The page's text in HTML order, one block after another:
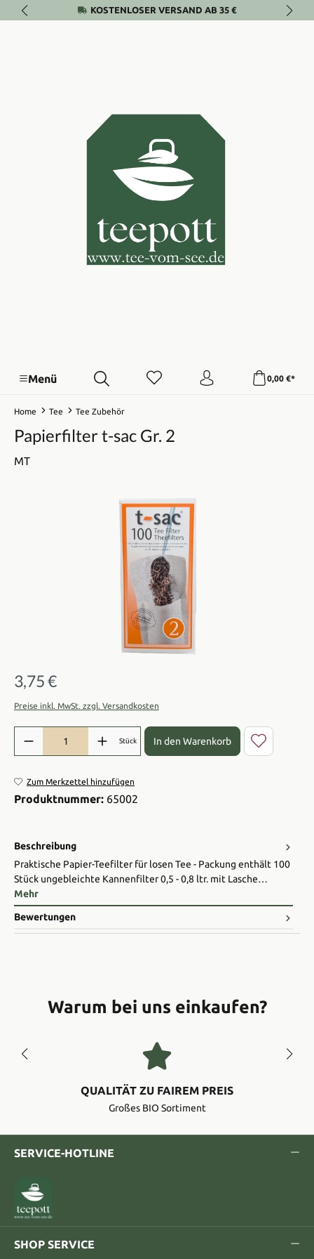
Zum Hauptinhalt springenKOSTENLOSER VERSAND AB 35 €
Menü 0,00 €*
Home Tee Tee Zubehör
Papierfilter t-sac Gr. 2
MT
Bildergalerie überspringen
Regulärer Preis:
3,75 €
Preise inkl. MwSt. zzgl. Versandkosten
Produkt Anzahl: Gib den gewünschten Wert ein oder benutze die
Stück In den Warenkorb
Zum Merkzettel hinzufügen
Produktnummer: 65002
Beschreibung
Praktische Papier-Teefilter für losen Tee - Packung enthält 100
Stück ungebleichte Kannenfilter 0,5 - 0,8 ltr. mit Lasche…
Mehr
Bewertungen
Warum bei uns einkaufen?
QUALITÄT ZU FAIREM PREIS
Großes BIO Sortiment
SERVICE-HOTLINE
SHOP SERVICE